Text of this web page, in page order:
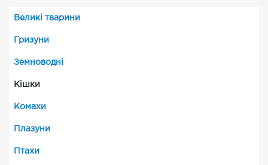
Великі тварини
Гризуни
Земноводні
Кішки
Комахи
Плазуни
Птахи